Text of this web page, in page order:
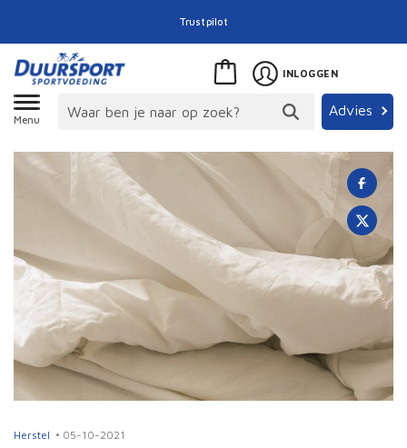
Trustpilot
Menu
Advies
INLOGGEN
Herstel 05-10-2021